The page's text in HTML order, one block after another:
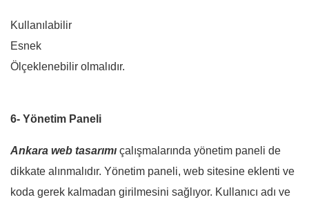
Kullanılabilir
Esnek
Ölçeklenebilir olmalıdır.
6- Yönetim Paneli
Ankara web tasarımı çalışmalarında yönetim paneli de
dikkate alınmalıdır. Yönetim paneli, web sitesine eklenti ve
koda gerek kalmadan girilmesini sağlıyor. Kullanıcı adı ve